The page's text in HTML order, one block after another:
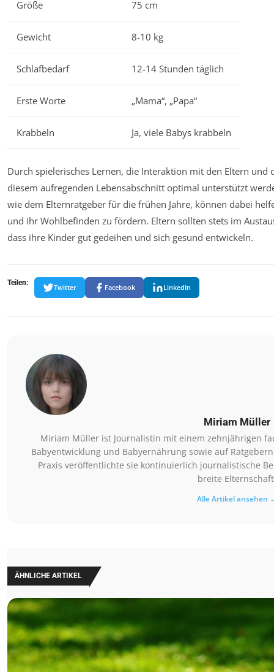
Größe 75 cm
Gewicht 8-10 kg
Schlafbedarf 12-14 Stunden täglich
Erste Worte „Mama“, „Papa“
Krabbeln Ja, viele Babys krabbeln
Durch spielerisches Lernen, die Interaktion mit den Eltern und
diesem aufregenden Lebensabschnitt optimal unterstützt
wie dem Elternratgeber für die frühen Jahre, können dabei
und ihr Wohlbefinden zu fördern. Eltern sollten stets im
dass ihre Kinder gut gedeihen und sich gesund entwickeln.
Teilen:
Twitter Facebook LinkedIn
Miriam Müller
Miriam Müller ist Journalistin mit einem zehnjährigen
Babyentwicklung und Babyernährung sowie auf
Praxis veröffentlichte sie kontinuierlich journalistische
breite
Alle Artikel ansehen
ÄHNLICHE ARTIKEL